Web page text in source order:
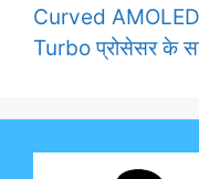
Curved
Turbo प्रोसेसर के